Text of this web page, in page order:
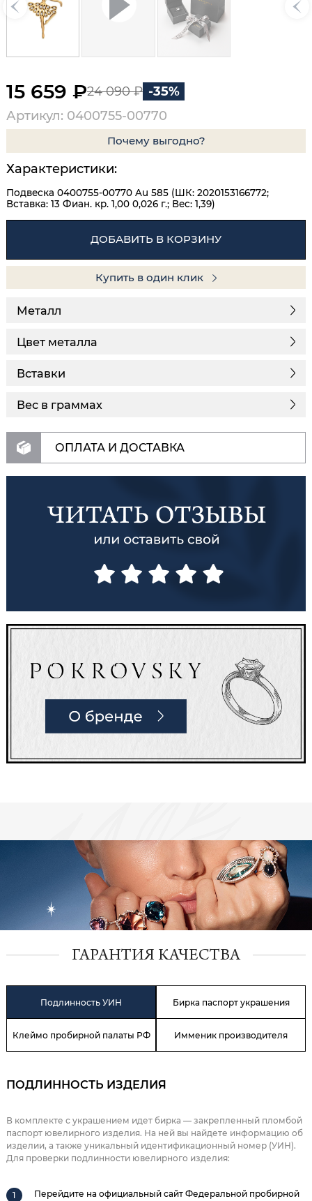
15 659 ₽24 090 ₽ -35%
Артикул: 0400755-00770
Почему выгодно?
Характеристики:
Подвеска 0400755-00770 Au 585 (ШК: 2020153166772;
Вставка: 13 Фиан. кр. 1,00 0,026 г.; Вес: 1,39)
ДОБАВИТЬ В КОРЗИНУ
Купить в один клик
Металл
Цвет металла
Вставки
Вес в граммах
ОПЛАТА И ДОСТАВКА
ГАРАНТИЯ КАЧЕСТВА
Подлинность УИН Бирка паспорт украшения
Клеймо пробирной палаты РФ Имменик производителя
ПОДЛИННОСТЬ ИЗДЕЛИЯ
В комплекте с украшением идет бирка — закрепленный пломбой
паспорт ювелирного изделия. На ней вы найдете информацию об
изделии, а также уникальный идентификационный номер (УИН).
Для проверки подлинности ювелирного изделия:
Перейдите на официальный сайт Федеральной пробирной